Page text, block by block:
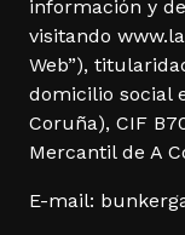
información y
visitando
Web”),
domicilio social
Coruña), CIF
Mercantil de A
E-mail: